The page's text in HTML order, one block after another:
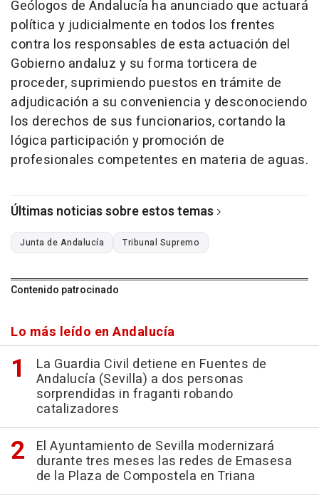
Geólogos de Andalucía ha anunciado que actuará
política y judicialmente en todos los frentes
contra los responsables de esta actuación del
Gobierno andaluz y su forma torticera de
proceder, suprimiendo puestos en trámite de
adjudicación a su conveniencia y desconociendo
los derechos de sus funcionarios, cortando la
lógica participación y promoción de
profesionales competentes en materia de aguas.
Últimas noticias sobre estos temas
Junta de Andalucía Tribunal Supremo
Contenido patrocinado
Lo más leído en Andalucía
La Guardia Civil detiene en Fuentes de
Andalucía (Sevilla) a dos personas
sorprendidas in fraganti robando
catalizadores
El Ayuntamiento de Sevilla modernizará
durante tres meses las redes de Emasesa
de la Plaza de Compostela en Triana